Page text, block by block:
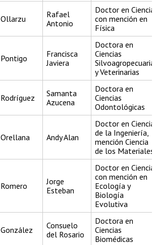
Ollarzu
Rafael
Antonio
Doctor en
con mención en
Física
Pontigo
Francisca
Javiera
Doctora en
Ciencias
y Veterinarias
Rodríguez
Samanta
Azucena
Doctora en
Ciencias
Odontológicas
Orellana Andy Alan
Doctor en
de la Ingeniería,
mención Ciencia
de los Materiales
Romero
Jorge
Esteban
Doctor en
con mención en
Ecología y
Biología
Evolutiva
González
Consuelo
del Rosario
Doctora en
Ciencias
Biomédicas